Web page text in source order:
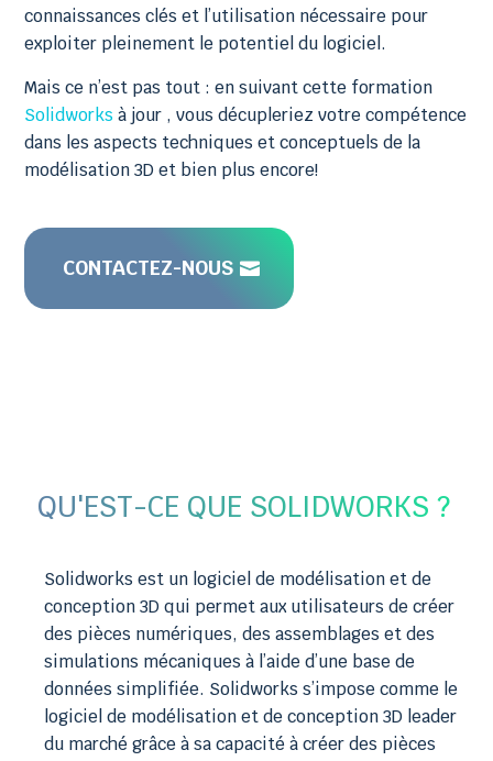
connaissances clés et l’utilisation nécessaire pour
exploiter pleinement le potentiel du logiciel.
Mais ce n’est pas tout : en suivant cette formation
Solidworksà jour , vous décupleriez votre compétence
dans les aspects techniques et conceptuels de la
modélisation 3D et bien plus encore!
CONTACTEZ-NOUS
QU'EST-CE QUE SOLIDWORKS ?
Solidworks est un logiciel de modélisation et de
conception 3D qui permet aux utilisateurs de créer
des pièces numériques, des assemblages et des
simulations mécaniques à l’aide d’une base de
données simplifiée. Solidworks s’impose comme le
logiciel de modélisation et de conception 3D leader
du marché grâce à sa capacité à créer des pièces